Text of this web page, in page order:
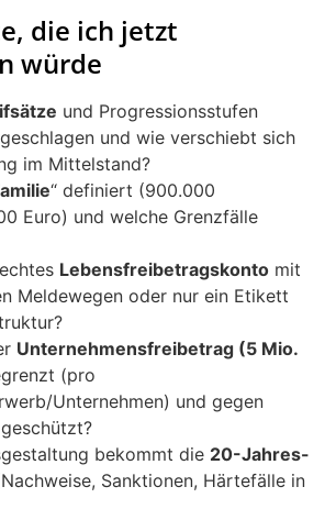
die ich jetzt
würde
und Progressionsstufen
und wie verschiebt sich
im Mittelstand?
“ definiert (900.000
Euro) und welche Grenzfälle
Lebensfreibetragskonto mit
Meldewegen oder nur ein Etikett
Unternehmensfreibetrag (5 Mio.
(pro
Unternehmen) und gegen
bekommt die 20-Jahres-
Sanktionen, Härtefälle in